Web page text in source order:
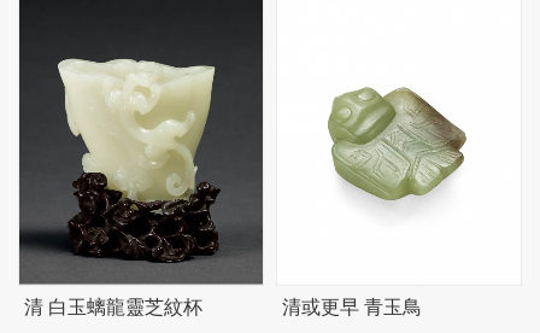
清 白玉螭龍靈芝紋杯 清或更早 青玉鳥